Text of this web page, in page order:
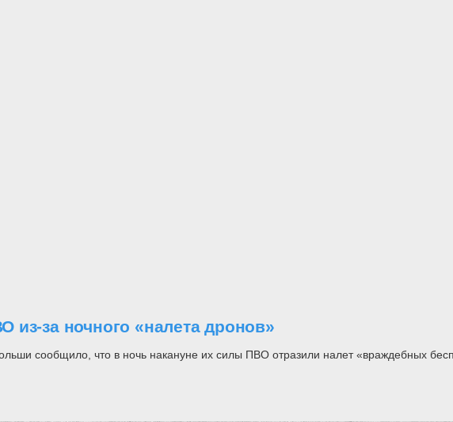
за ночного «налета дронов»
сообщило, что в ночь накануне их силы ПВО отразили налет «враждебных